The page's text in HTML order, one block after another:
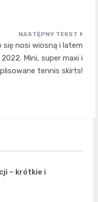
się nosi wiosną i latem
2022. Mini, super maxi i
plisowane tennis skirts!
– krótkie i